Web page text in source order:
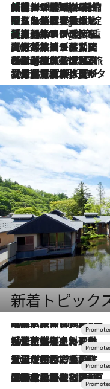
9 Hours Ago
「荷物が増えるほど旅ストレスは増す」美容ジャーナリストがたどり着いた最終結論。“化粧品を劇的に減らす”感動の凝縮美容とは
9 Hours Ago
「旅先には金髪ウィッグを持参」日本と同じメイクでは損してる!? 美容ジャーナリストが提案する“掟破りの旅美容”とは
9 Hours Ago
【厳選旅コスメ】「身軽さ＆UV対策重視！」ヘアアーティストshucoが選んだ夏旅ベストコスメを発表【Mサイズジップ】
2026.8.5
【厳選旅コスメ】国内をあちこち移動する河井菜摘が選んだ夏旅ベストコスメ発表！「リラックスアイテムはマスト」【Mサイズジップ】
2026.8.4
【厳選旅コスメ】「紫外線＆乾燥対策しながらメイク感も！」ヘア＆メイクGeorgeが選んだ夏旅ベストコスメを発表！【Mサイズジップ】
2026.8.3
【厳選旅コスメ】「保湿もタイパ重視！」“サウナ好き”タレント清水みさとが愛用する夏旅ベストコスメを発表！【Mサイズジップ】
新着トピック
2026.7.31
【ホテル帰省】という選択肢をOMOが提案。家族とほどよい距離を保つには「昼は実家、夜は気兼ねなくホテルで！」
2026.7.24
【夏限定ディナーコース】旬を迎える稚鮎や花ズッキーニなどをイタリア・トスカーナの郷土料理の手法で満喫！
2026.7.17
「土佐和ハーブかき氷」がOMO7高知に登場！生姜、山椒、大葉など目にも舌にも涼を呼ぶ郷土の味
2026.7.10
NEW OPEN！【界 草津】名湯の地に誕生。趣の異なる2種の温泉と上州ならではの会席・蕎麦割烹など美食を味わう究極の癒やし旅